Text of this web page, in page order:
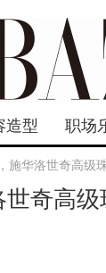
造型 职场
施华洛世奇高级
奇高